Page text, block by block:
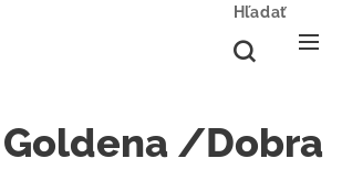
Hľadať
/Dobra